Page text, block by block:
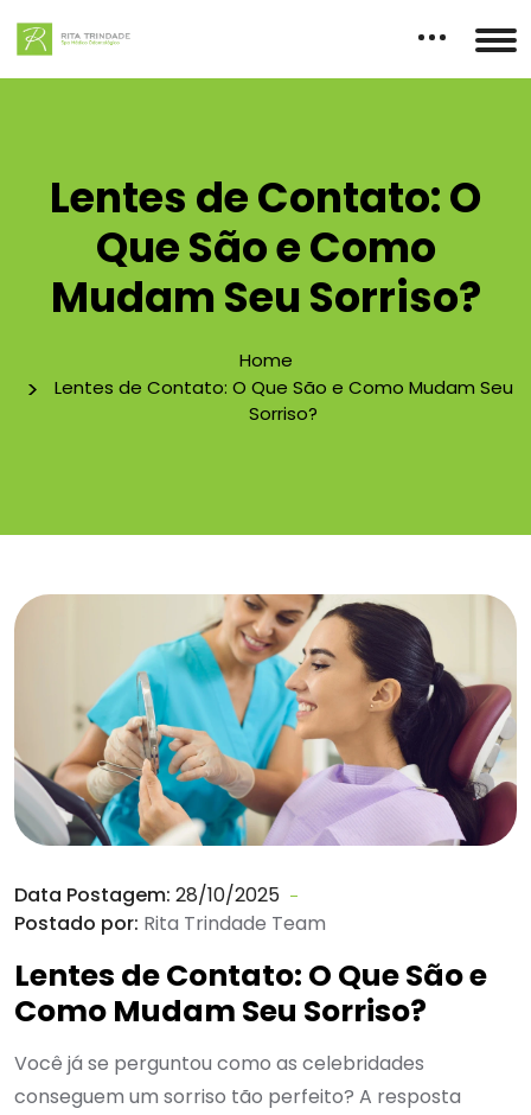
Lentes de Contato: O
Que São e Como
Mudam Seu Sorriso?
Home
Lentes de Contato: O Que São e Como Mudam Seu
Sorriso?
Data Postagem: 28/10/2025
Postado por: Rita Trindade Team
Lentes de Contato: O Que São e
Como Mudam Seu Sorriso?
Você já se perguntou como as celebridades
conseguem um sorriso tão perfeito? A resposta